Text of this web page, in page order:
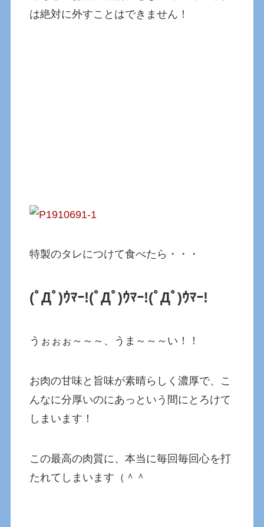
は絶対に外すことはできません！
特製のタレにつけて食べたら・・・
(ﾟДﾟ)ｳﾏｰ!(ﾟДﾟ)ｳﾏｰ!(ﾟДﾟ)ｳﾏｰ!
うぉぉぉ～～～、うま～～～い！！
お肉の甘味と旨味が素晴らしく濃厚で、こ
んなに分厚いのにあっという間にとろけて
しまいます！
この最高の肉質に、本当に毎回毎回心を打
たれてしまいます（＾＾